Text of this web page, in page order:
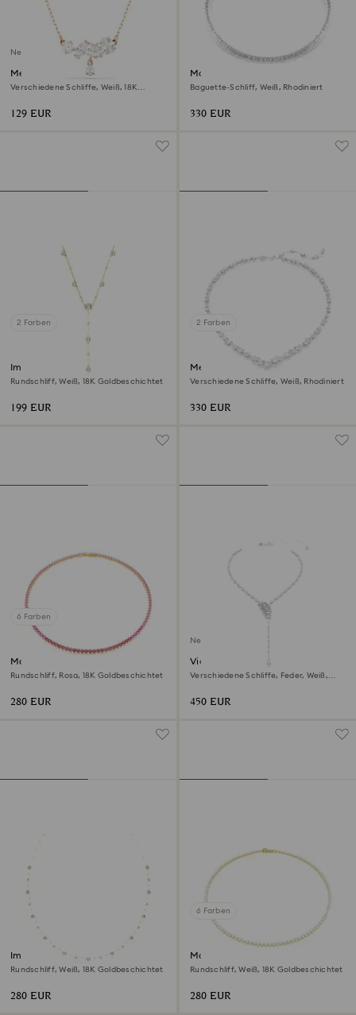
Neu
Mesmera Halskette
Verschiedene Schliffe, Weiß, 18K
129 EUR
Matrix Halskette
Baguette-Schliff, Weiß, Rhodiniert
330 EUR
2 Farben
Imber Y-Halskette
Rundschliff, Weiß, 18K Goldbeschichtet
199 EUR
2 Farben
Mesmera Halskette
Verschiedene Schliffe, Weiß, Rhodiniert
330 EUR
6 Farben
Matrix Tennis Halskette
Rundschliff, Rosa, 18K Goldbeschichtet
280 EUR
Neu
Vienna Y-Halskette
Verschiedene Schliffe, Feder, Weiß,
450 EUR
Imber lange Halskette
Rundschliff, Weiß, 18K Goldbeschichtet
280 EUR
6 Farben
Matrix Tennis Halskette
Rundschliff, Weiß, 18K Goldbeschichtet
280 EUR